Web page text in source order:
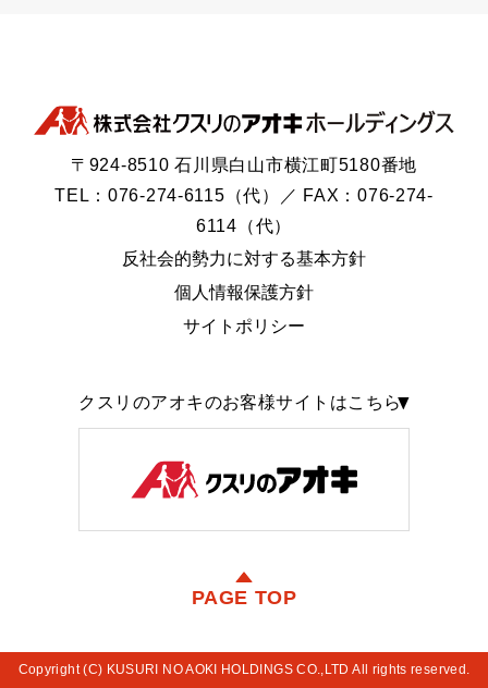
〒924-8510 石川県白山市横江町5180番地
TEL：076-274-6115（代）／ FAX：076-274-
6114（代）
反社会的勢力に対する基本方針
個人情報保護方針
サイトポリシー
クスリのアオキのお客様サイトはこちら
PAGE TOP
Copyright (C) KUSURI NO AOKI HOLDINGS CO.,LTD All rights reserved.